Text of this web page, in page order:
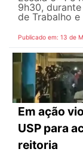
9h30,
de Trabalho e
Publicado em: 13 de
Em ação
USP para
reitoria